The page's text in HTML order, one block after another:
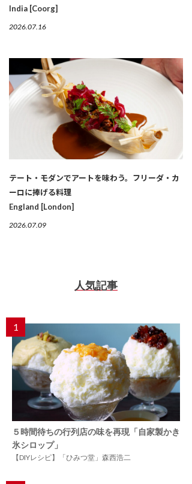
India [Coorg]
2026.07.16
テート・モダンでアートを味わう。フリーダ・カ
ーロに捧げる料理
England [London]
2026.07.09
人気記事
1
５時間待ちの行列店の味を再現「自家製かき
氷シロップ」
【DIYレシピ】「ひみつ堂」森西浩二